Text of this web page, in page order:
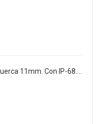
[PG-11] Prensaestopa plástica con tuerca 11mm. Con IP-68. Bolsa x 100